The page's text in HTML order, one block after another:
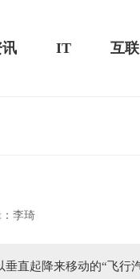
讯 IT 互
李琦
直起降来移动的“飞行